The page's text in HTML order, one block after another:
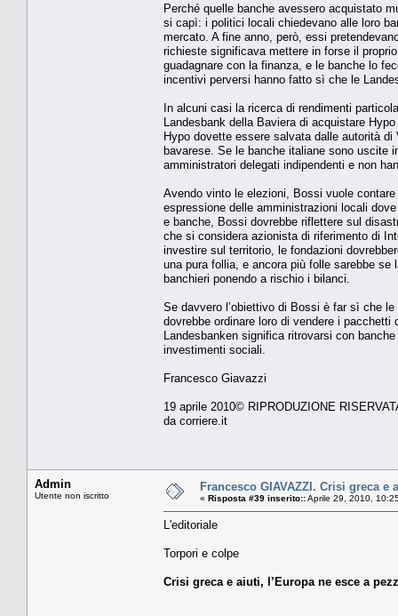
Perché quelle banche avessero acquistato
si capì: i politici locali chiedevano alle loro
mercato. A fine anno, però, essi
richieste significava mettere in forse il
guadagnare con la finanza, e le banche lo
incentivi perversi hanno fatto sì che le
In alcuni casi la ricerca di rendimenti
Landesbank della Baviera di acquistare
Hypo dovette essere salvata dalle autorità
bavarese. Se le banche italiane sono uscite
amministratori delegati indipendenti e non
Avendo vinto le elezioni, Bossi vuole
espressione delle amministrazioni locali
e banche, Bossi dovrebbe riflettere sul
che si considera azionista di riferimento di
investire sul territorio, le fondazioni
una pura follia, e ancora più folle sarebbe
banchieri ponendo a rischio i bilanci.
Se davvero l’obiettivo di Bossi è far sì che
dovrebbe ordinare loro di vendere i
Landesbanken significa ritrovarsi con
investimenti sociali.
Francesco Giavazzi
19 aprile 2010© RIPRODUZIONE
da corriere.it
Admin
Utente non iscritto
Francesco GIAVAZZI. Crisi greca e
« Risposta #39 inserito::Aprile 29, 2010,
L'editoriale
Torpori e colpe
Crisi greca e aiuti, l’Europa ne esce a